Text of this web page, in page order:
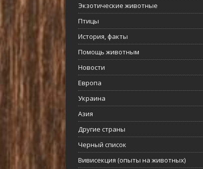
Экзотические животные
Птицы
История, факты
Помощь животным
Новости
Европа
Украина
Азия
Другие страны
Черный список
Вивисекция (опыты на животных)